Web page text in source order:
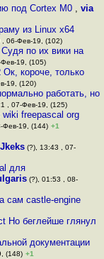
под Cortex M0 ,via
из Linux х64
, 06-Фев-19, (102)
по их вики на
19, (105)
короче, только
19, (120)
работать, но
, 07-Фев-19, (125)
freepascal org
19, (144) +1
Jkeks (?), 13:43 , 07-
для
(?), 01:53 , 08-
сам castle-engine
Но беглейше глянул
документации
(148) +1